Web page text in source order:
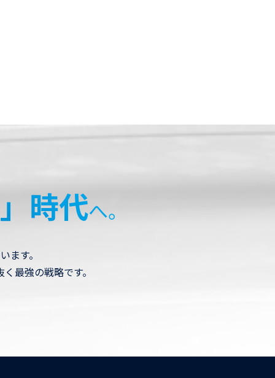
時代へ。
ます。
最強の戦略です。